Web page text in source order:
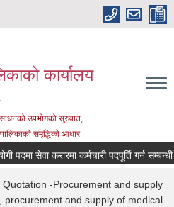
कार्यालय
उपभोगको सुरुवात,
समृद्धिको आधार
पदमा सेवा करारमा कर्मचारी पदपूर्ति गर्न सम्बन्धी
-Procurement and supply
and supply of medical